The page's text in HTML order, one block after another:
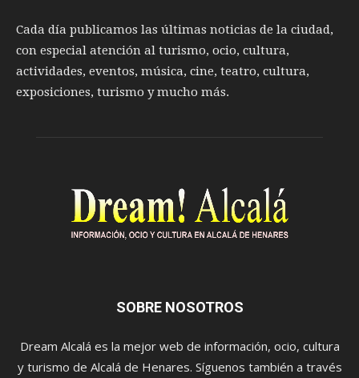
Cada día publicamos las últimas noticias de la ciudad,
con especial atención al turismo, ocio, cultura,
actividades, eventos, música, cine, teatro, cultura,
exposiciones, turismo y mucho más.
SOBRE NOSOTROS
Dream Alcalá es la mejor web de información, ocio, cultura
y turismo de Alcalá de Henares. Síguenos también a través